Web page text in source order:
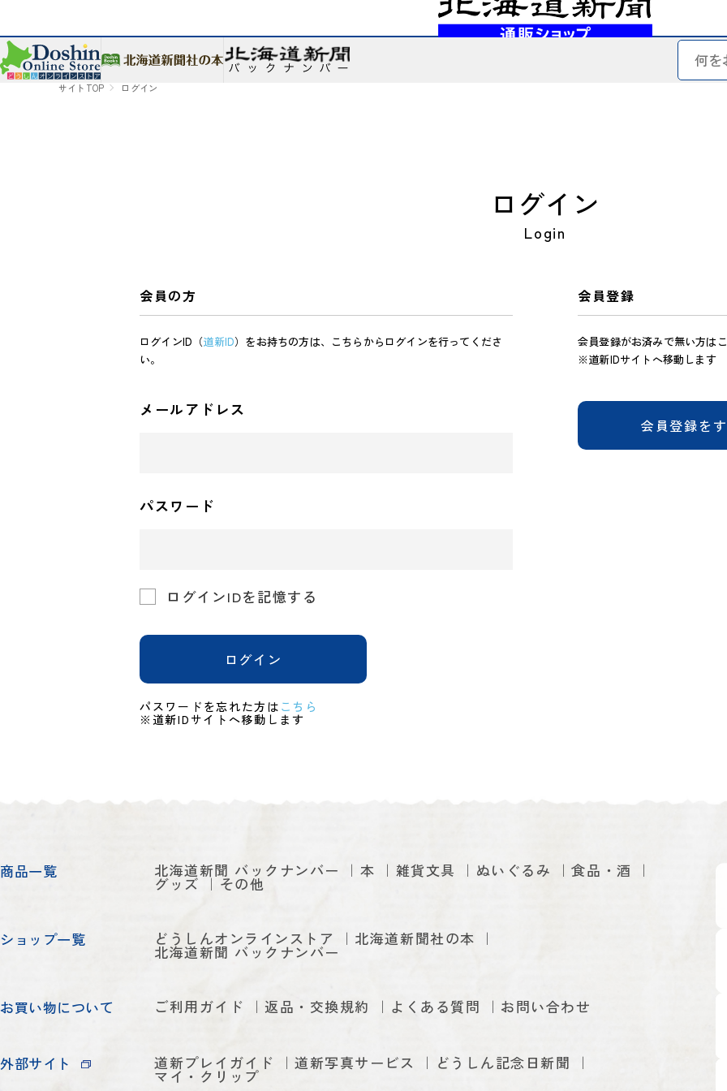
サイトTOP ログイン
ログイン
Login
会員の方
ログインID（道新ID）をお持ちの方は、こちらからログインを行ってくださ
い。
メールアドレス
パスワード
ログインIDを記憶する
ログイン
パスワードを忘れた方は こちら
※道新IDサイトへ移動します
会員登録
会員登録がお済みで無い方は
※道新IDサイトへ移動します
会員登録を
商品一覧 北海道新聞 バックナンバー 本 雑貨文具 ぬいぐるみ 食品・酒
グッズ その他
ショップ一覧 どうしんオンラインストア 北海道新聞社の本
北海道新聞 バックナンバー
お買い物について ご利用ガイド 返品・交換規約 よくある質問 お問い合わせ
外部サイト 道新プレイガイド 道新写真サービス どうしん記念日新聞
マイ・クリップ